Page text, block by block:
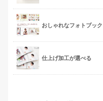
おしゃれなフォトブック
仕上げ加工が選べる